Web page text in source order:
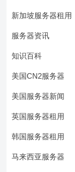
新加坡服务器租用
服务器资讯
知识百科
美国CN2服务器
美国服务器新闻
英国服务器租用
韩国服务器租用
马来西亚服务器